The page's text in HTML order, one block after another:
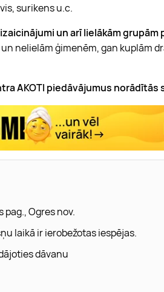
surikens u.c.
un arī lielākām grupām
nelielām ģimenēm, gan kuplām
AKOTI piedāvājumus norādītās
pag., Ogres nov.
laikā ir ierobežotas iespējas.
dāvanu